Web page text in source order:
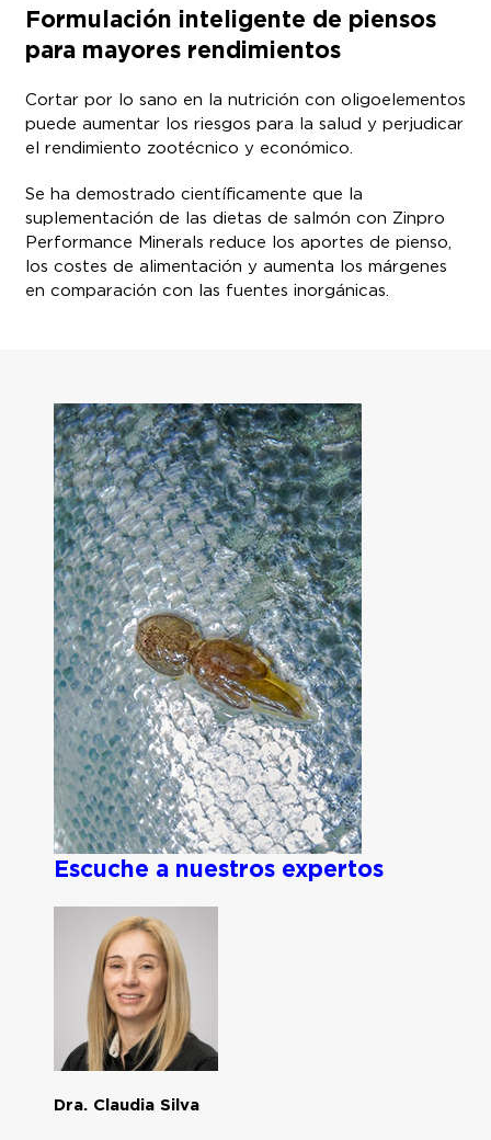
Formulación inteligente de piensos
para mayores rendimientos
Cortar por lo sano en la nutrición con oligoelementos
puede aumentar los riesgos para la salud y perjudicar
el rendimiento zootécnico y económico.
Se ha demostrado científicamente que la
suplementación de las dietas de salmón con Zinpro
Performance Minerals reduce los aportes de pienso,
los costes de alimentación y aumenta los márgenes
en comparación con las fuentes inorgánicas.
Escuche a nuestros expertos
Dra. Claudia Silva